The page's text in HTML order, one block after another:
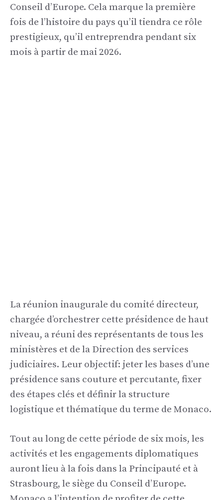
Conseil d’Europe. Cela marque la première
fois de l’histoire du pays qu’il tiendra ce rôle
prestigieux, qu’il entreprendra pendant six
mois à partir de mai 2026.
La réunion inaugurale du comité directeur,
chargée d’orchestrer cette présidence de haut
niveau, a réuni des représentants de tous les
ministères et de la Direction des services
judiciaires. Leur objectif: jeter les bases d’une
présidence sans couture et percutante, fixer
des étapes clés et définir la structure
logistique et thématique du terme de Monaco.
Tout au long de cette période de six mois, les
activités et les engagements diplomatiques
auront lieu à la fois dans la Principauté et à
Strasbourg, le siège du Conseil d’Europe.